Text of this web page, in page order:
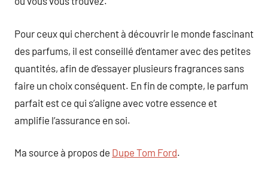
Pour ceux qui cherchent à découvrir le monde fascinant
des parfums, il est conseillé d’entamer avec des petites
quantités, afin de d’essayer plusieurs fragrances sans
faire un choix conséquent. En fin de compte, le parfum
parfait est ce qui s’aligne avec votre essence et
amplifie l’assurance en soi.
Ma source à propos de Dupe Tom Ford.